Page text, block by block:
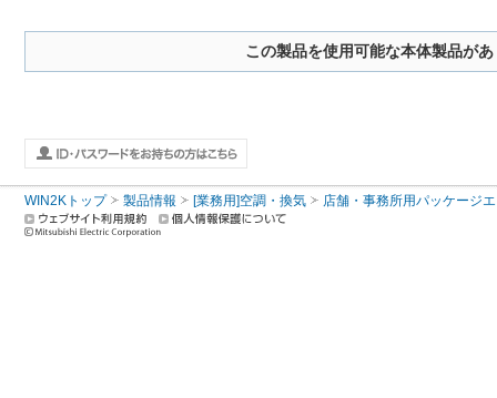
この製品を使用可能な本体製品が
WIN2Kトップ 製品情報 [業務用]空調・換気 店舗・事務所用パッケージ